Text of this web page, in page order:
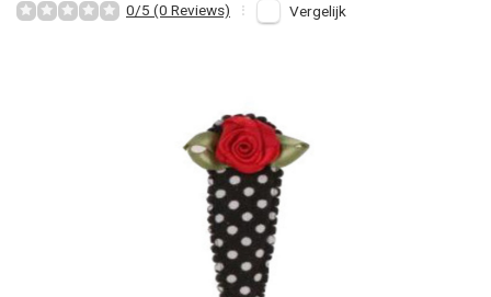
0/5 (0 Reviews) Vergelijk